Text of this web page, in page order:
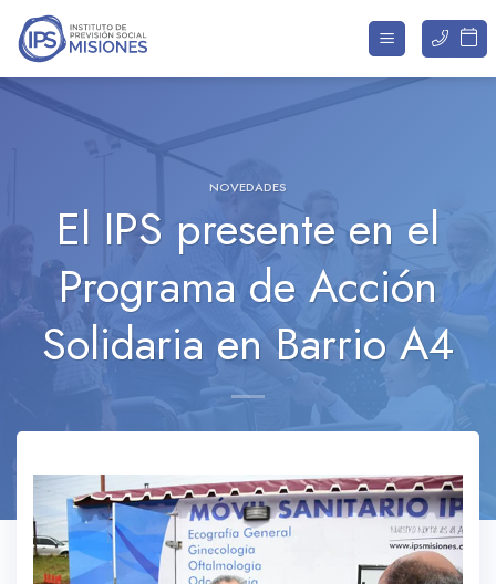
Saltar
contenido
NOVEDADES
El IPS presente en el
Programa de Acción
Solidaria en Barrio A4